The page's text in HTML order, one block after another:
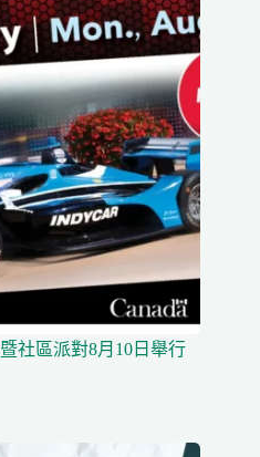
社區派對8月10日舉行